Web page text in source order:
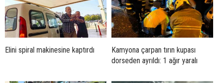
Elini spiral makinesine kaptırdı
Kamyona çarpan tırın kupası
dorseden ayrıldı: 1 ağır yaralı